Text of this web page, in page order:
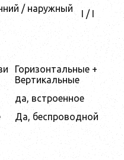
/ наружный
I / I
Горизонтальные +
Вертикальные
да, встроенное
Да, беспроводной